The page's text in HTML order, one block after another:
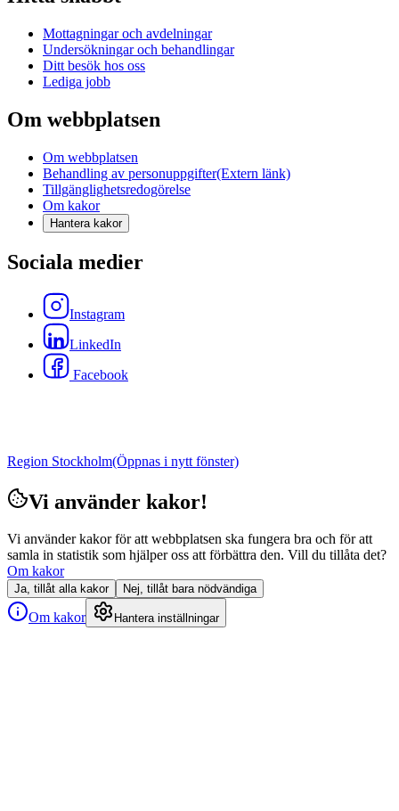
Mottagningar och avdelningar
Undersökningar och behandlingar
Ditt besök hos oss
Lediga jobb
Om webbplatsen
Om webbplatsen
Behandling av personuppgifter(Extern länk)
Tillgänglighetsredogörelse
Om kakor
Hantera kakor
Sociala medier
Instagram
LinkedIn
Facebook
Region Stockholm(Öppnas i nytt fönster)
Vi använder kakor!
Vi använder kakor för att webbplatsen ska fungera bra och för att
samla in statistik som hjälper oss att förbättra den. Vill du tillåta det?
Om kakor
Ja, tillåt alla kakor Nej, tillåt bara nödvändiga
Om kakor Hantera inställningar